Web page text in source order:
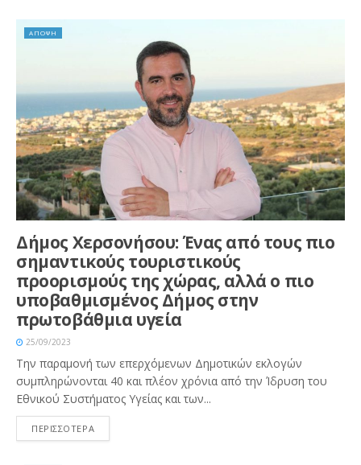
ΑΠΟΨΗ
Δήμος Χερσονήσου: Ένας από τους πιο
σημαντικούς τουριστικούς
προορισμούς της χώρας, αλλά ο πιο
υποβαθμισμένος Δήμος στην
πρωτοβάθμια υγεία
25/09/2023
Την παραμονή των επερχόμενων Δημοτικών εκλογών
συμπληρώνονται 40 και πλέον χρόνια από την Ίδρυση του
Εθνικού Συστήματος Υγείας και των...
ΠΕΡΙΣΣΟΤΕΡΑ